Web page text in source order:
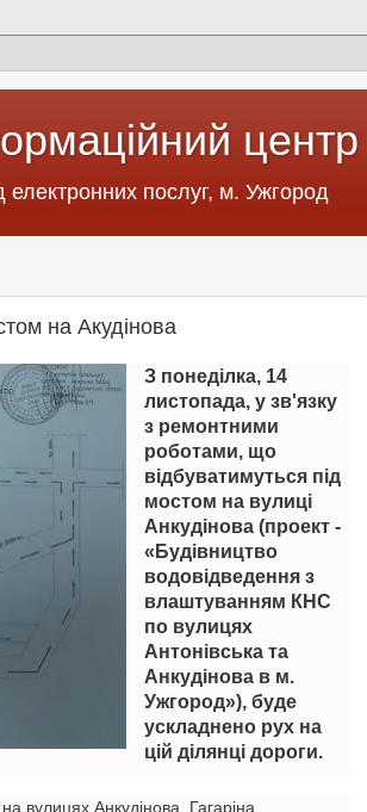
центр
послуг, м. Ужгород
на Акудінова
З понеділка, 14
листопада, у зв'язку
з ремонтними
роботами, що
відбуватимуться під
мостом на вулиці
Анкудінова (проект -
«Будівництво
водовідведення з
влаштуванням КНС
по вулицях
Антонівська та
Анкудінова в м.
Ужгород»), буде
ускладнено рух на
цій ділянці дороги.
вулицях Анкудінова, Гагаріна,